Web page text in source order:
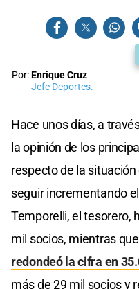
Por:Enrique Cruz
Jefe Deportes.
Hace unos días, a
la opinión de los
respecto de la
seguir incrementando
Temporelli, el tesorero,
mil socios, mientras
redondeó la cifra en
más de 29 mil socios y